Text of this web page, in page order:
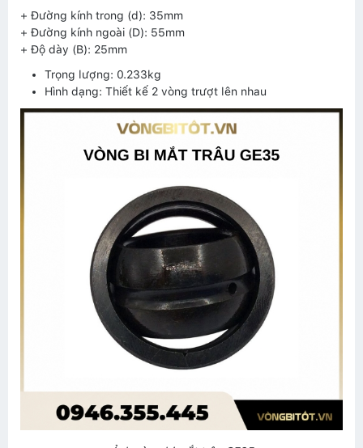
+ Đường kính trong (d): 35mm
+ Đường kính ngoài (D): 55mm
+ Độ dày (B): 25mm
Trọng lượng: 0.233kg
Hình dạng: Thiết kế 2 vòng trượt lên nhau